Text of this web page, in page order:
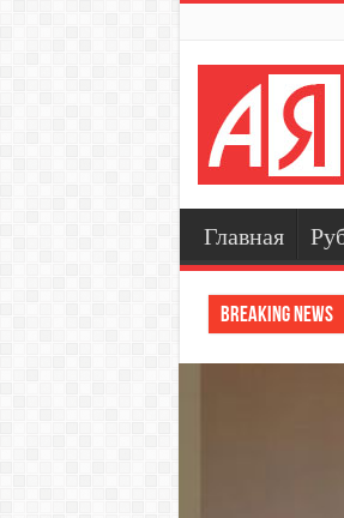
Главная
Breaking News